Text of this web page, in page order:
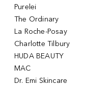
Purelei
The Ordinary
La Roche-Posay
Charlotte Tilbury
HUDA BEAUTY
MAC
Dr. Emi Skincare